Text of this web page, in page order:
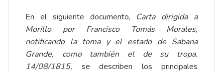
En el siguiente documento, Carta dirigida a
Morillo por Francisco Tomás Morales,
notificando la toma y el estado de Sabana
Grande, como también el de su tropa.
14/08/1815, se describen los principales